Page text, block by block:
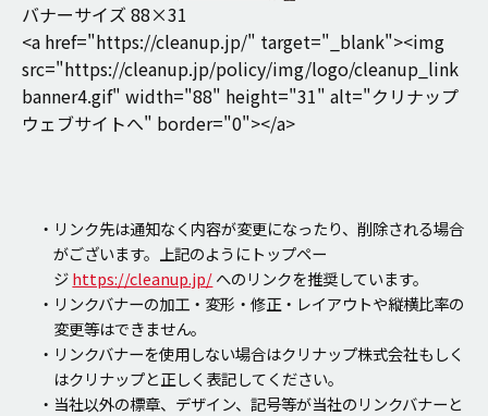
バナーサイズ 88×31
<a href="https://cleanup.jp/" target="_blank"><img
src="https://cleanup.jp/policy/img/logo/cleanup_link
banner4.gif" width="88" height="31" alt="クリナップ
ウェブサイトへ" border="0"></a>
・リンク先は通知なく内容が変更になったり、削除される場合
がございます。上記のようにトップペー
ジhttps://cleanup.jp/へのリンクを推奨しています。
・リンクバナーの加工・変形・修正・レイアウトや縦横比率の
変更等はできません。
・リンクバナーを使用しない場合はクリナップ株式会社もしく
はクリナップと正しく表記してください。
・当社以外の標章、デザイン、記号等が当社のリンクバナーと